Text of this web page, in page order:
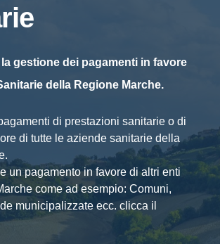
gestione dei pagamenti in favore
della Regione Marche.
di prestazioni sanitarie o di
di tutte le aziende sanitarie della
un pagamento in favore di altri enti
come ad esempio: Comuni,
municipalizzate ecc. clicca il